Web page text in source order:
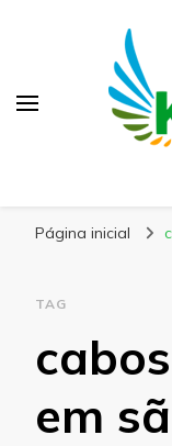
Página inicial
TAG
em